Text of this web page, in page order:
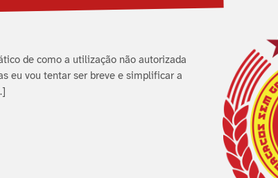
de como a utilização não autorizada
eu vou tentar ser breve e simplificar a